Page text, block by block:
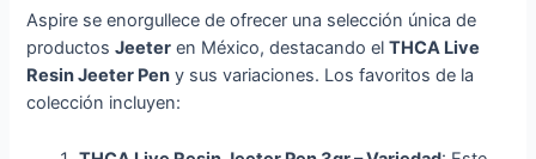
Aspire se enorgullece de ofrecer una selección única de
productosJeeter en México, destacando elTHCA Live
Resin Jeeter Pen y sus variaciones. Los favoritos de la
colección incluyen: